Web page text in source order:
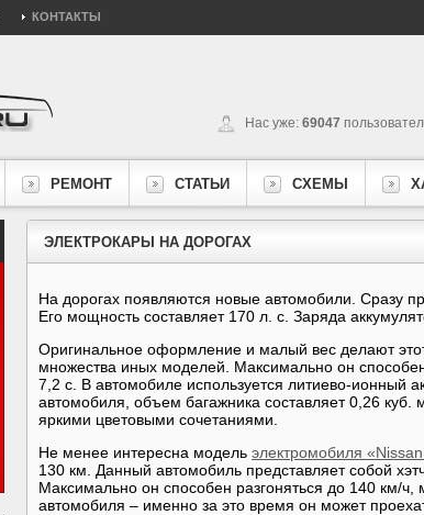
КОНТАКТЫ
Нас уже: 69047
РЕМОНТ СТАТЬИ СХЕМЫ
ЭЛЕКТРОКАРЫ НА ДОРОГАХ
На дорогах появляются новые автомобили. Сразу
Его мощность составляет 170 л. с. Заряда
Оригинальное оформление и малый вес делают
множества иных моделей. Максимально он
7,2 с. В автомобиле используется литиево-ионный
автомобиля, объем багажника составляет 0,26 куб.
яркими цветовыми сочетаниями.
Не менее интересна модель электромобиля
130 км. Данный автомобиль представляет собой
Максимально он способен разгоняться до 140 км/ч,
автомобиля – именно за это время он может